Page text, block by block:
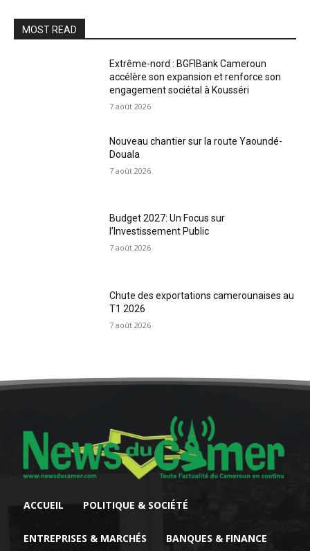
MOST READ
Extrême-nord : BGFIBank Cameroun
accélère son expansion et renforce son
engagement sociétal à Kousséri
7 août 2026
Nouveau chantier sur la route Yaoundé-
Douala
7 août 2026
Budget 2027: Un Focus sur
l’Investissement Public
7 août 2026
Chute des exportations camerounaises au
T1 2026
7 août 2026
ACCUEIL POLITIQUE & SOCIÉTÉ
ENTREPRISES & MARCHÉS BANQUES & FINANCE